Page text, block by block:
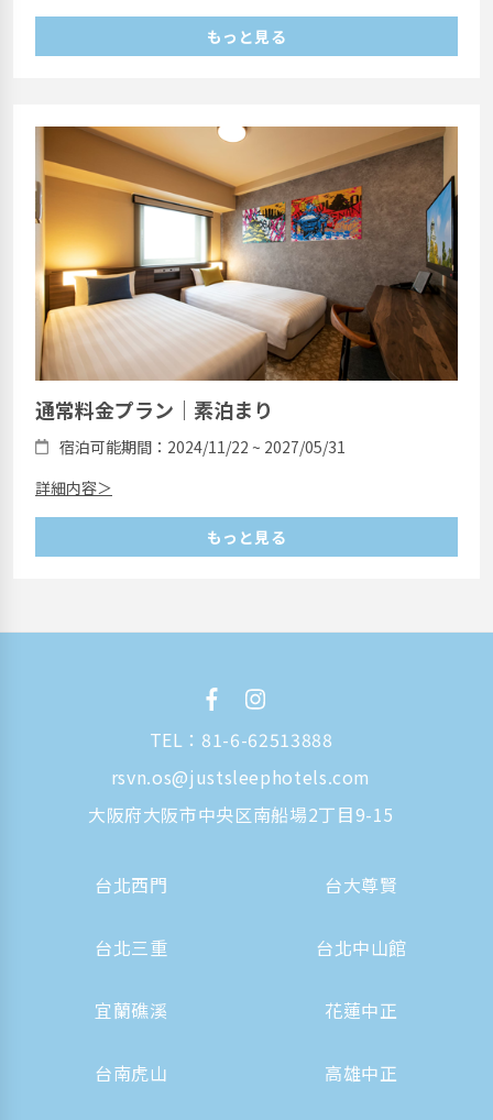
もっと見る
通常料金プラン｜素泊まり
宿泊可能期間：2024/11/22 ~ 2027/05/31
詳細内容＞
もっと見る
TEL： 81-6-62513888
rsvn.os@justsleephotels.com
大阪府大阪市中央区南船場2丁目9-15
台北西門 台大尊賢
台北三重 台北中山館
宜蘭礁溪 花蓮中正
台南虎山 高雄中正